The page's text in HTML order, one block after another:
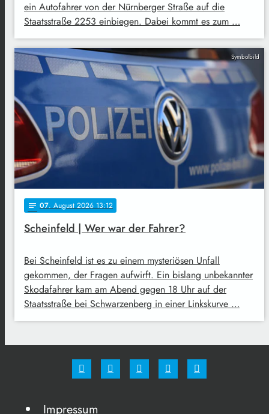
ein Autofahrer von der Nürnberger Straße auf die
Staatsstraße 2253 einbiegen. Dabei kommt es zum …
Symbolbild
notes 07. August 2026 13:12
Scheinfeld | Wer war der Fahrer?
Bei Scheinfeld ist es zu einem mysteriösen Unfall
gekommen, der Fragen aufwirft. Ein bislang unbekannter
Skodafahrer kam am Abend gegen 18 Uhr auf der
Staatsstraße bei Schwarzenberg in einer Linkskurve …
Impressum